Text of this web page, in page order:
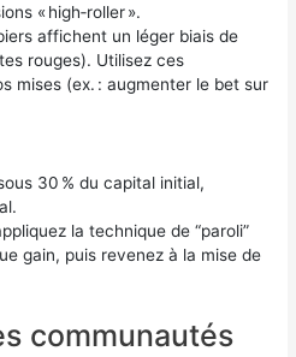
« high‑roller ».
affichent un léger biais de
rouges). Utilisez ces
mises (ex. : augmenter le bet sur
30 % du capital initial,
la technique de “paroli”
gain, puis revenez à la mise de
communautés